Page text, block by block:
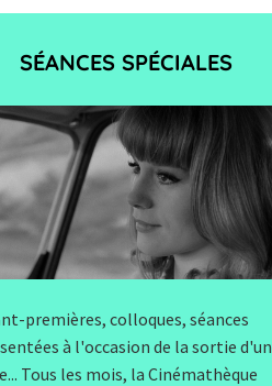
SÉANCES SPÉCIALES
premières, colloques, séances
à l'occasion de la sortie d'un
Tous les mois, la Cinémathèque